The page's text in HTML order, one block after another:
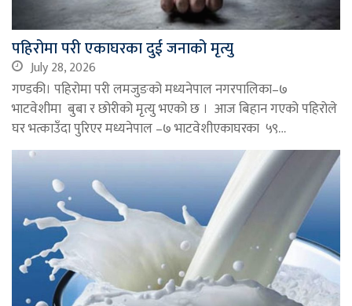
पहिरोमा परी एकाघरका दुई जनाको मृत्यु
July 28, 2026
गण्डकी। पहिरोमा परी लमजुङको मध्यनेपाल नगरपालिका–७
भाटवेशीमा बुबा र छोरीको मृत्यु भएको छ । आज बिहान गएको पहिरोले
घर भत्काउँदा पुरिएर मध्यनेपाल –७ भाटवेशीएकाघरका ५९…